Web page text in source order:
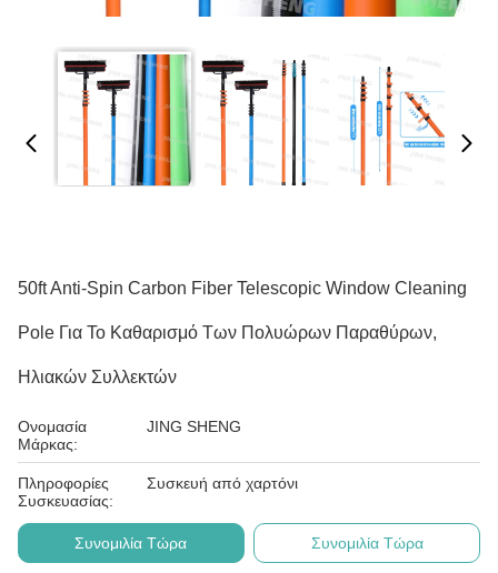
50ft Anti-Spin Carbon Fiber Telescopic Window Cleaning
Pole Για Το Καθαρισμό Των Πολυώρων Παραθύρων,
Ηλιακών Συλλεκτών
Ονομασία
Μάρκας:
JING SHENG
Πληροφορίες
Συσκευασίας:
Συσκευή από χαρτόνι
Συνομιλία Τώρα Συνομιλία Τώρα